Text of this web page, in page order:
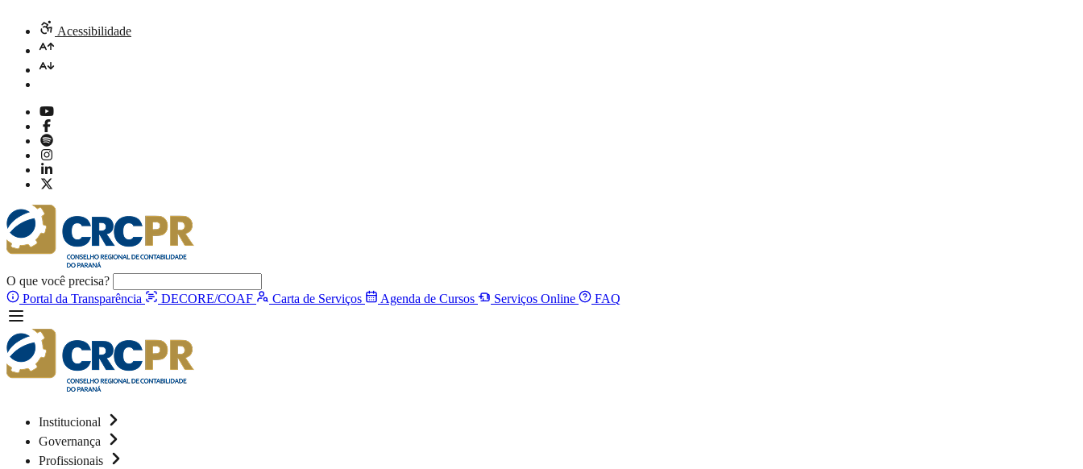
Acessibilidade
O que você precisa?
Portal da Transparência
DECORE/COAF Carta de Serviços Agenda de Cursos Serviços Online FAQ
Institucional
Governança
Profissionais